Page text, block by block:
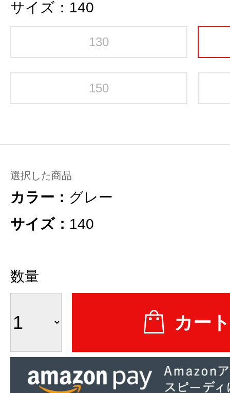
サイズ： 140
130
150
選択した商品
カラー： グレー
サイズ： 140
数量